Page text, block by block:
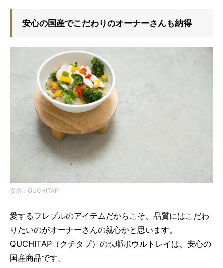
安心の国産でこだわりのオーナーさんも納得
提供：QUCHITAP
愛するフレブルのアイテムだからこそ、品質にはこだわ
りたいのがオーナーさんの親心かと思います。
QUCHITAP（クチタプ）の琺瑯ボウルトレイは、安心の
国産商品です。